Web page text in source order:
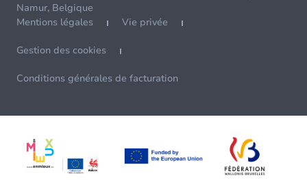
Namur, Belgique
Mentions légales
Vie privée
Gestion des cookies
Conditions générales de facturation